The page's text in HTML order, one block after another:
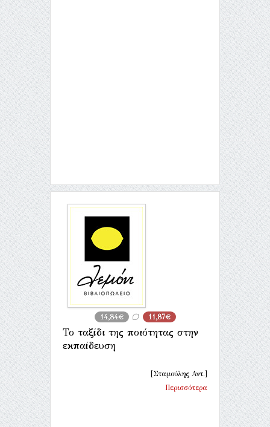
14,84€ 11,87€
Το ταξίδι της ποιότητας στην
εκπαίδευση
[Σταμούλης Αντ.]
Περισσότερα